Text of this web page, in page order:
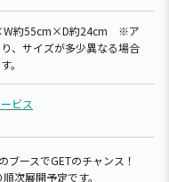
約55cm×D約24cm ※ア
、サイズが多少異なる場合
。
ビス
ースでGETのチャンス！
次展開予定です。